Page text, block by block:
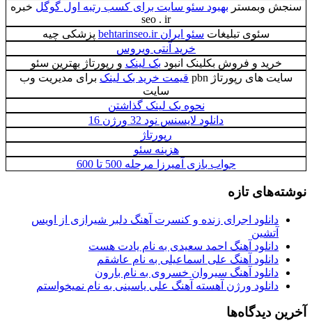
سنجش وبمستر بهبود سئو سایت برای کسب رتبه اول گوگل خبره
seo . ir
سئوی تبلیغات سئو ایران behtarinseo.ir
پزشکی چیه
خرید آنتی ویروس
خرید و فروش بکلینک انبود بک لینک و رپورتاژ بهترین سئو
سایت های رپورتاژ pbn
قیمت خرید بک لینک برای مدیریت وب
سایت
نحوه بک لینک گذاشتن
دانلود لایسنس نود 32 ورژن 16
رپورتاژ
هزینه سئو
جواب بازی آمیرزا مرحله 500 تا 600
نوشته‌های تازه
دانلود اجرای زنده و کنسرت آهنگ دلبر شیرازی از اویس
آتشین
دانلود آهنگ احمد سعیدی به نام یادت هست
دانلود آهنگ علی اسماعیلی به نام عاشقم
دانلود آهنگ سیروان خسروی به نام بارون
دانلود ورژن آهسته آهنگ علی یاسینی به نام نمیخواستم
آخرین دیدگاه‌ها